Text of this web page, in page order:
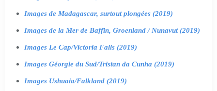
Images de Madagascar, surtout plongées (2019)
Images de la Mer de Baffin, Groenland / Nunavut (2019)
Images Le Cap/Victoria Falls (2019)
Images Géorgie du Sud/Tristan da Cunha (2019)
Images Ushuaia/Falkland (2019)